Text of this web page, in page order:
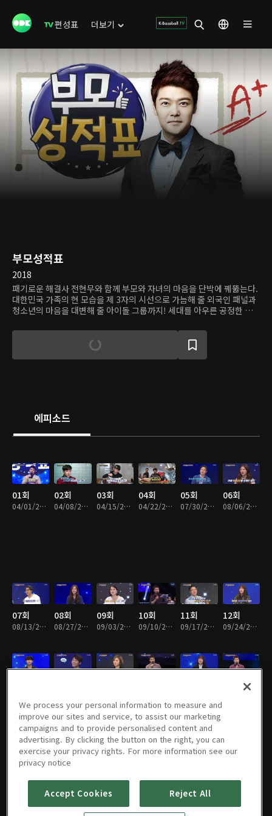
편성표 더보기
부모성적표
2018
패기로운 해결사 전현무와 함께 부모와 자녀의 마음을 단박에 꿰뚫는다.
대한민국 가족의 현 모습을 제 3자의 시선으로 가늠해 줄 외국인 패널과
청소년의 마음을 대변해 줄 아이돌 그룹까지! 세대를 아우른 공정한 부
에피소드
01회
04/01/2018 • 50분
02회
04/08/2018 • 51분
03회
04/15/2018 • 51분
04회
04/22/2018 • 51분
05회
07/30/2018 • 1시간 5분
06회
08/06/2018 • 1시간 3분
07회
08/13/2018 • 1시간 5분
08회
08/27/2018 • 1시간 6분
09회
09/03/2018 • 1시간 5분
10회
09/10/2018 • 1시간 5분
11회
09/17/2018 • 1시간 5분
12회
09/24/2018 • 1시간 6분
19회
11/12/2018 • 1시간 5분
20회 21회 22회 23회 24회
We process your personal information to measure and
improve our sites and service, to assist our marketing
campaigns and to provide personalised content and
advertising. By clicking the button on the right, you can
exercise your privacy rights. For more information see our
privacy notice
Accept Cookies Reject All